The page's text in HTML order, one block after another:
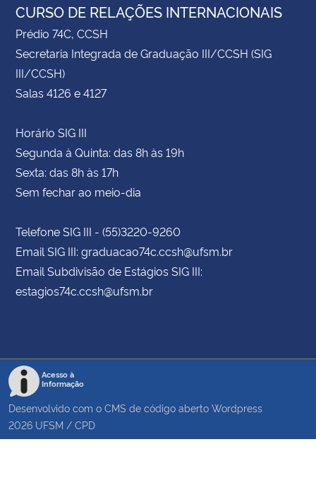
CURSO DE RELAÇÕES INTERNACIONAIS
Prédio 74C, CCSH
Secretaria Integrada de Graduação III/CCSH (SIG
III/CCSH)
Salas 4126 e 4127
Horário SIG III
Segunda à Quinta: das 8h às 19h
Sexta: das 8h às 17h
Sem fechar ao meio-dia
Telefone SIG III - (55)3220-9260
Email SIG III: graduacao74c.ccsh@ufsm.br
Email Subdivisão de Estágios SIG III:
estagios74c.ccsh@ufsm.br
Acesso à
Informação
Desenvolvido com o CMS de código aberto Wordpress
2026 UFSM / CPD